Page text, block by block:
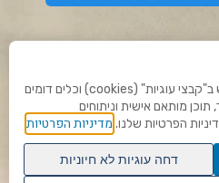
פרטיות
אלינו
נגישות
לידיעתכם, באתר זה נעשה שימוש ב"קבצי עוגיות" (cookies) וכלים דומים
תוכן מותאם אישית וניתוחים
הפרטיות שלנו. מדיניות הפרטיות
דחה עוגיות לא חיוניות